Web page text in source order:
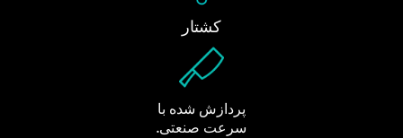
کشتار
پردازش شده با
سرعت صنعتی.